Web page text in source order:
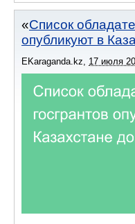
Список
опубликуют в
EKaraganda.kz 17 июля